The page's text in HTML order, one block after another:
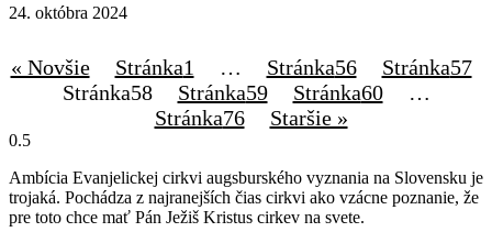
24. októbra 2024
« Novšie Stránka1 … Stránka56 Stránka57
Stránka58 Stránka59 Stránka60
…
Stránka76 Staršie »
Ambícia Evanjelickej cirkvi augsburského vyznania na Slovensku je
trojaká. Pochádza z najranejších čias cirkvi ako vzácne poznanie, že
pre toto chce mať Pán Ježiš Kristus cirkev na svete.